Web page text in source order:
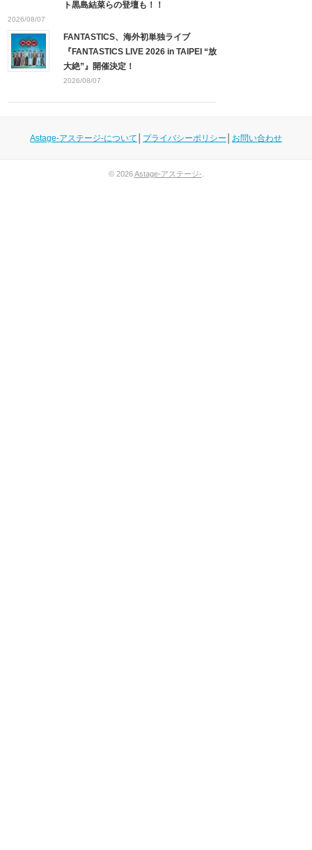
ト黒島結菜らの登壇も！！
2026/08/07
FANTASTICS、海外初単独ライブ
『FANTASTICS LIVE 2026 in TAIPEI “放
大絶”』開催決定！
2026/08/07
Astage-アステージ-について プライバシーポリシー お問い合わせ
© 2026Astage-アステージ-.